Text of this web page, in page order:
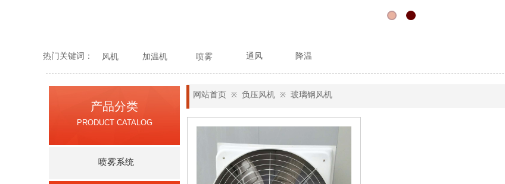
通风 降温
喷雾
加温机
风机
热门关键词：
网站首页 ※ 负压风机 ※ 玻璃钢风机
产品分类
PRODUCT CATALOG
喷雾系统